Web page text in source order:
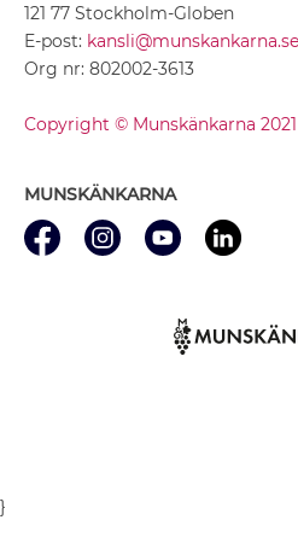
121 77 Stockholm-Globen
E-post: kansli@munskankarna.se
Org nr: 802002-3613
Copyright © Munskänkarna 2021
MUNSKÄNKARNA
}